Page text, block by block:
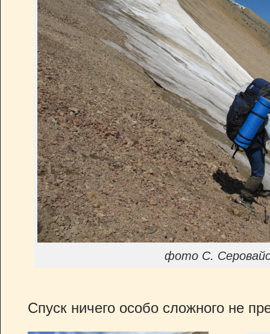
фото С.
Спуск ничего особо сложного не